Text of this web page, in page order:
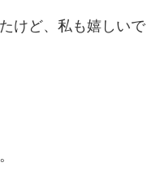
けど、私も嬉しいで